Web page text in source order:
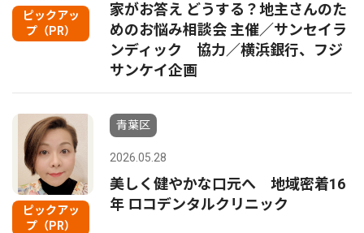
ピックアッ
プ（PR）
家がお答え どうする？地主さんのた
めのお悩み相談会 主催／サンセイラ
ンディック 協力／横浜銀行、フジ
サンケイ企画
ピックアッ
プ（PR）
青葉区
2026.05.28
美しく健やかな口元へ 地域密着16
年 ロコデンタルクリニック